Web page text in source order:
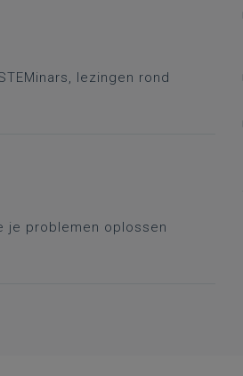
lezingen rond
je problemen oplossen